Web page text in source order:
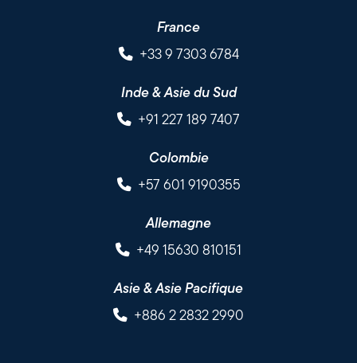
France
+33 9 7303 6784
Inde & Asie du Sud
+91 227 189 7407
Colombie
+57 601 9190355
Allemagne
+49 15630 810151
Asie & Asie Pacifique
+886 2 2832 2990